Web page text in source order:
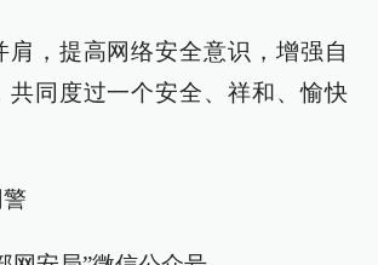
肩，提高网络安全意识，增强自
共同度过一个安全、祥和、愉快